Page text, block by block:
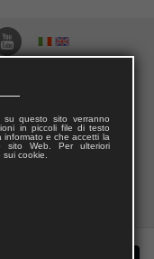
questo sito verranno
in piccoli file di testo
informato e che accetti la
sito Web. Per ulteriori
cookie.